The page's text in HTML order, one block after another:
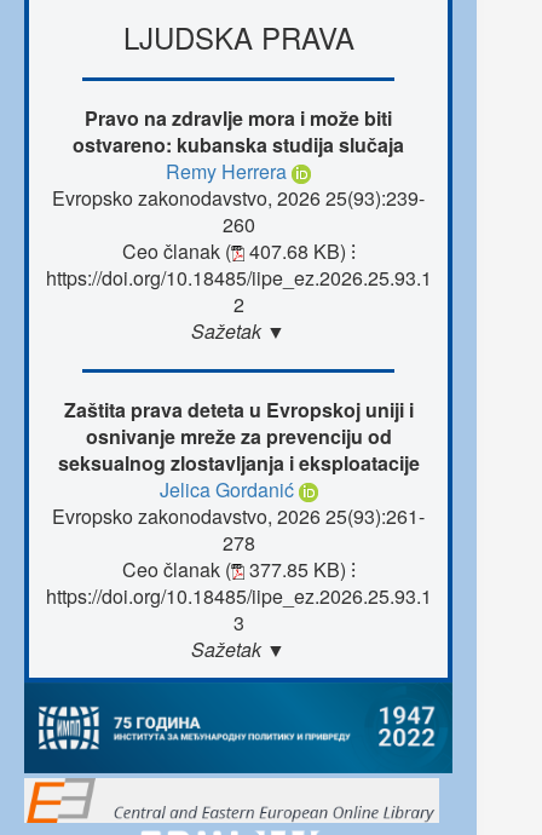
LJUDSKA PRAVA
Pravo na zdravlje mora i može biti
ostvareno: kubanska studija slučaja
Remy Herrera
Evropsko zakonodavstvo, 2026 25(93):239-
260
Ceo članak ( 407.68 KB) ⁝
https://doi.org/10.18485/iipe_ez.2026.25.93.1
2
Sažetak ▼
Zaštita prava deteta u Evropskoj uniji i
osnivanje mreže za prevenciju od
seksualnog zlostavljanja i eksploatacije
Jelica Gordanić
Evropsko zakonodavstvo, 2026 25(93):261-
278
Ceo članak ( 377.85 KB) ⁝
https://doi.org/10.18485/iipe_ez.2026.25.93.1
3
Sažetak ▼